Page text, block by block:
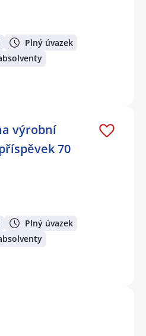
Plný úvazek
výrobní
70
Plný úvazek